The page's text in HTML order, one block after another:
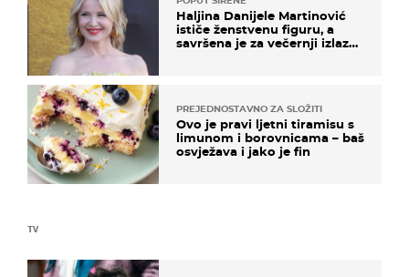
TV
Haljina Danijele Martinović
ističe ženstvenu figuru, a
savršena je za večernji izlazak
PREJEDNOSTAVNO ZA SLOŽITI
Ovo je pravi ljetni tiramisu s
limunom i borovnicama – baš
osvježava i jako je fin